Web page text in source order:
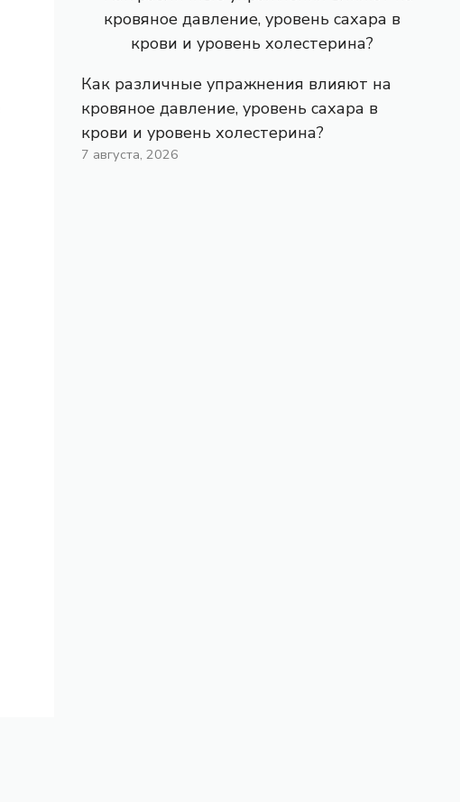
Как различные упражнения влияют на
кровяное давление, уровень сахара в
крови и уровень холестерина?
7 августа, 2026